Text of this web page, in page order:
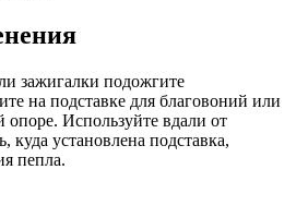
зажигалки подожгите
на подставке для благовоний или
опоре. Используйте вдали от
куда установлена подставка,
пепла.